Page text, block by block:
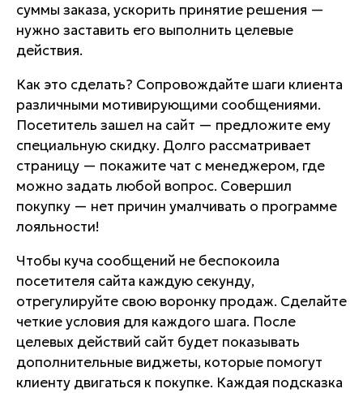
суммы заказа, ускорить принятие решения —
нужно заставить его выполнить целевые
действия.
Как это сделать? Сопровождайте шаги клиента
различными мотивирующими сообщениями.
Посетитель зашел на сайт — предложите ему
специальную скидку. Долго рассматривает
страницу — покажите чат с менеджером, где
можно задать любой вопрос. Совершил
покупку — нет причин умалчивать о программе
лояльности!
Чтобы куча сообщений не беспокоила
посетителя сайта каждую секунду,
отрегулируйте свою воронку продаж. Сделайте
четкие условия для каждого шага. После
целевых действий сайт будет показывать
дополнительные виджеты, которые помогут
клиенту двигаться к покупке. Каждая подсказка